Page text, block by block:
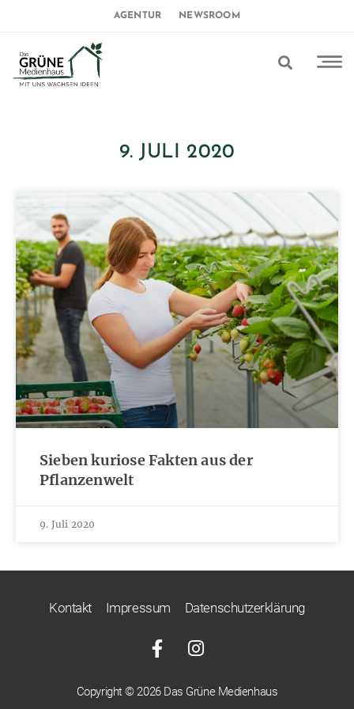
AGENTUR NEWSROOM
9. JULI 2020
Sieben kuriose Fakten aus der
Pflanzenwelt
9. Juli 2020
Kontakt Impressum Datenschutzerklärung
Copyright © 2026 Das Grüne Medienhaus